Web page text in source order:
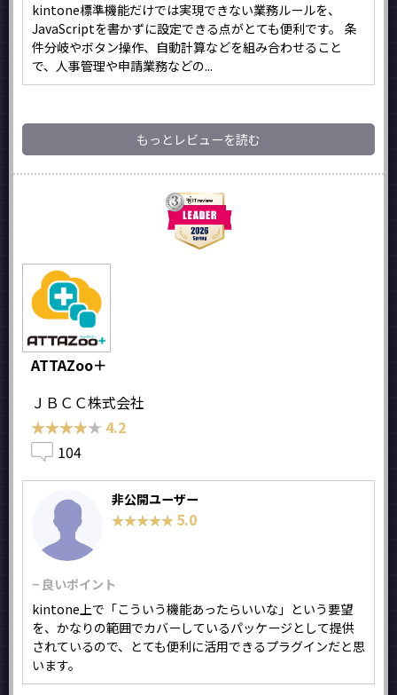
kintone標準機能だけでは実現できない業務ルールを、
JavaScriptを書かずに設定できる点がとても便利です。 条
件分岐やボタン操作、自動計算などを組み合わせること
で、人事管理や申請業務などの...
もっとレビューを読む
ATTAZoo＋
ＪＢＣＣ株式会社
★★★★★
★★★★★ 4.2
104
非公開ユーザー
★★★★★
★★★★★ 5.0
− 良いポイント
kintone上で「こういう機能あったらいいな」という要望
を、かなりの範囲でカバーしているパッケージとして提供
されているので、とても便利に活用できるプラグインだと思
います。